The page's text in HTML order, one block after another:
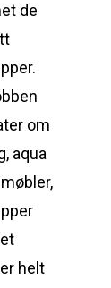
de
om
aqua
helt